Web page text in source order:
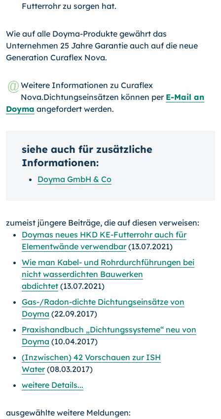
Futterrohr zu sorgen hat.
Wie auf alle Doyma-Produkte gewährt das
Unternehmen 25 Jahre Garantie auch auf die neue
Generation Curaflex Nova.
Weitere Informationen zu Curaflex
Nova.Dichtungseinsätzen können per E-Mail an
Doyma angefordert werden.
siehe auch für zusätzliche
Informationen:
Doyma GmbH & Co
zumeist jüngere Beiträge, die auf diesen verweisen:
Doymas neues HKD KE-Futterrohr auch für
Elementwände verwendbar(13.07.2021)
Wie man Kabel- und Rohrdurchführungen bei
nicht wasserdichten Bauwerken
abdichtet (13.07.2021)
Gas-/Radon-dichte Dichtungseinsätze von
Doyma (22.09.2017)
Praxishandbuch „Dichtungssysteme“ neu von
Doyma (10.04.2017)
(Inzwischen) 42 Vorschauen zur ISH
Water(08.03.2017)
weitere Details...
ausgewählte weitere Meldungen: